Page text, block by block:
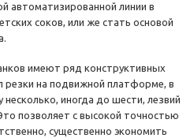
автоматизированной линии в
соков, или же стать основой
имеют ряд конструктивных
резки на подвижной платформе, в
иногда до шести, лезвий
позволяет с высокой точностью
существенно экономить